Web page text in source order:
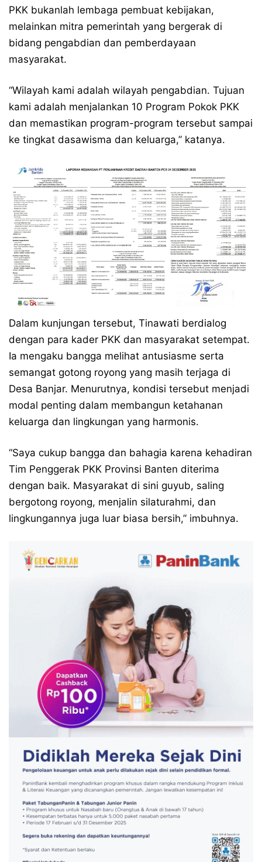
PKK bukanlah lembaga pembuat kebijakan,
melainkan mitra pemerintah yang bergerak di
bidang pengabdian dan pemberdayaan
masyarakat.
“Wilayah kami adalah wilayah pengabdian. Tujuan
kami adalah menjalankan 10 Program Pokok PKK
dan memastikan program-program tersebut sampai
ke tingkat dasawisma dan keluarga,” katanya.
Dalam kunjungan tersebut, Tinawati berdialog
dengan para kader PKK dan masyarakat setempat.
Ia mengaku bangga melihat antusiasme serta
semangat gotong royong yang masih terjaga di
Desa Banjar. Menurutnya, kondisi tersebut menjadi
modal penting dalam membangun ketahanan
keluarga dan lingkungan yang harmonis.
“Saya cukup bangga dan bahagia karena kehadiran
Tim Penggerak PKK Provinsi Banten diterima
dengan baik. Masyarakat di sini guyub, saling
bergotong royong, menjalin silaturahmi, dan
lingkungannya juga luar biasa bersih,” imbuhnya.